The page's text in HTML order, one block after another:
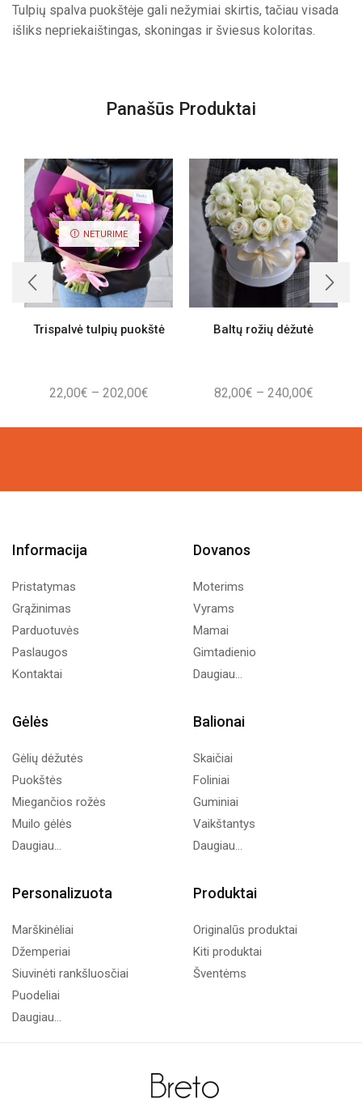
Tulpių spalva puokštėje gali nežymiai skirtis, tačiau visada
išliks nepriekaištingas, skoningas ir šviesus koloritas.
Panašūs Produktai
NETURIME
Trispalvė tulpių puokštė
22,00€ – 202,00€Price
22,00€
Baltų rožių dėžutė
82,00€ – 240,00€Price
82,00€
Informacija
Pristatymas
Grąžinimas
Parduotuvės
Paslaugos
Kontaktai
Dovanos
Moterims
Vyrams
Mamai
Gimtadienio
Daugiau...
Gėlės
Gėlių dėžutės
Puokštės
Miegančios rožės
Muilo gėlės
Daugiau...
Balionai
Skaičiai
Foliniai
Guminiai
Vaikštantys
Daugiau...
Personalizuota
Marškinėliai
Džemperiai
Siuvinėti rankšluosčiai
Puodeliai
Daugiau...
Produktai
Originalūs produktai
Kiti produktai
Šventėms